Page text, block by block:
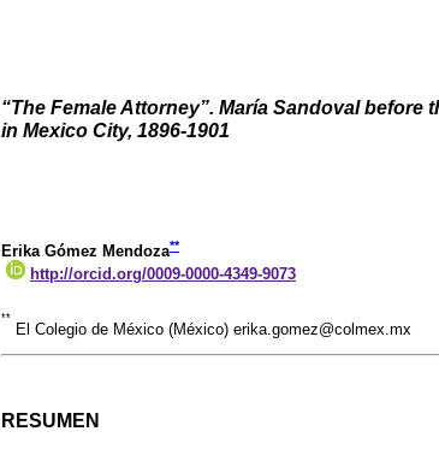
“The Female Attorney”. María Sandoval before
in Mexico City, 1896-1901
Erika Gómez Mendoza**
http://orcid.org/0009-0000-4349-9073
**
El Colegio de México (México) erika.gomez@colmex.mx
RESUMEN